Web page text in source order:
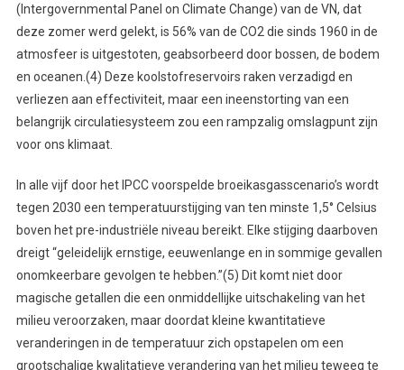
(Intergovernmental Panel on Climate Change) van de VN, dat
deze zomer werd gelekt, is 56% van de CO2 die sinds 1960 in de
atmosfeer is uitgestoten, geabsorbeerd door bossen, de bodem
en oceanen.(4) Deze koolstofreservoirs raken verzadigd en
verliezen aan effectiviteit, maar een ineenstorting van een
belangrijk circulatiesysteem zou een rampzalig omslagpunt zijn
voor ons klimaat.
In alle vijf door het IPCC voorspelde broeikasgasscenario’s wordt
tegen 2030 een temperatuurstijging van ten minste 1,5° Celsius
boven het pre-industriële niveau bereikt. Elke stijging daarboven
dreigt “geleidelijk ernstige, eeuwenlange en in sommige gevallen
onomkeerbare gevolgen te hebben.”(5) Dit komt niet door
magische getallen die een onmiddellijke uitschakeling van het
milieu veroorzaken, maar doordat kleine kwantitatieve
veranderingen in de temperatuur zich opstapelen om een
grootschalige kwalitatieve verandering van het milieu teweeg te